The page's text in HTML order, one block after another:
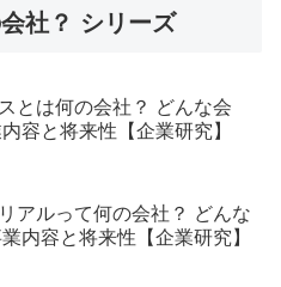
社？ シリーズ
とは何の会社？ どんな会
容と将来性【企業研究】
アルって何の会社？ どんな
内容と将来性【企業研究】